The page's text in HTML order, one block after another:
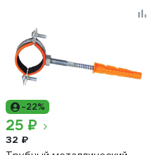
-22%
25 ₽
32 ₽